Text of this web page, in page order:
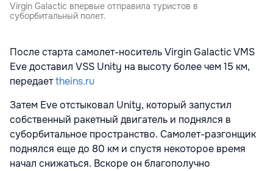
Virgin Galactic впервые отправила туристов в
суборбитальный полет.
После старта самолет-носитель Virgin Galactic VMS
Eve доставил VSS Unity на высоту более чем 15 км,
передаетtheins.ru
Затем Eve отстыковал Unity, который запустил
собственный ракетный двигатель и поднялся в
суборбитальное пространство. Самолет-разгонщик
поднялся еще до 80 км и спустя некоторое время
начал снижаться. Вскоре он благополучно